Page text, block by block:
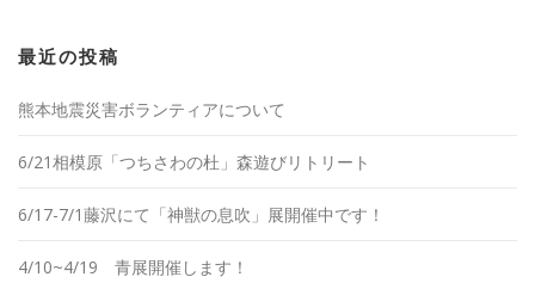
最近の投稿
熊本地震災害ボランティアについて
6/21相模原「つちさわの杜」森遊びリトリート
6/17-7/1藤沢にて「神獣の息吹」展開催中です！
4/10~4/19 青展開催します！